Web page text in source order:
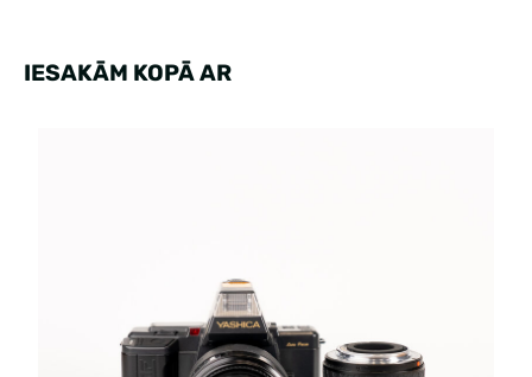
IESAKĀM KOPĀ AR